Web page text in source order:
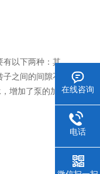
以下两种：其
之间的间隙不
增加了泵的加
在线咨询
电话